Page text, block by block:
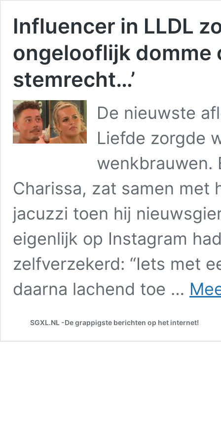
Influencer in LLDL
ongelooflijk domme
stemrecht…’
De nieuwste
Liefde zorgde
wenkbrauwen.
Charissa, zat samen met
jacuzzi toen hij
eigenlijk op Instagram
zelfverzekerd: “Iets met
daarna lachend toe …
SGXL.NL -De grappigste berichten op het internet!